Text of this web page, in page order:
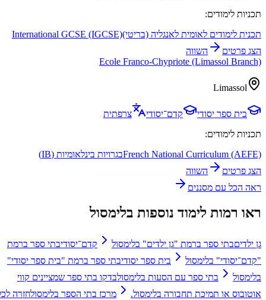
תכניות לימודים:
תכנית לימודים לאומית לאנגליה (בריטי)International GCSE (IGCSE)
הצג פרטים
השווה
Ecole Franco-Chypriote (Limassol Branch)
Limassol
בית ספר יסודי קדם־יסודי
צרפתית
תכניות לימודים:
French National Curriculum (AEFE)בגרויות בינלאומיות (IB)
הצג פרטים
השווה
ראה הכל עם מסננים
ראו רמות לימוד נוספות בלימסול
גן ילדיםבתי ספר ברמת "גן ילדים" בלימסול קדם־יסודיבתי ספר ברמת
"קדם־יסודי" בלימסול
בית ספר יסודיבתי ספר ברמת "בית ספר יסודי"
בלימסול
בתי ספר עם הסעות בלימסולבדקו בתי ספר שמציינים קווי
אוטובוס או תמיכת תחבורה בלימסול.
מרכז בתי הספר בלימסולחזרה לכל